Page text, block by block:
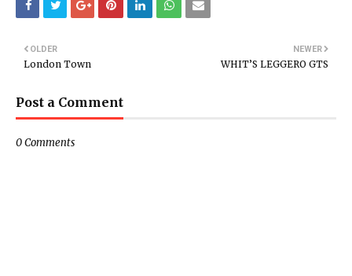
NEWER
WHIT’S LEGGERO GTS
OLDER
London Town
Post a Comment
0 Comments